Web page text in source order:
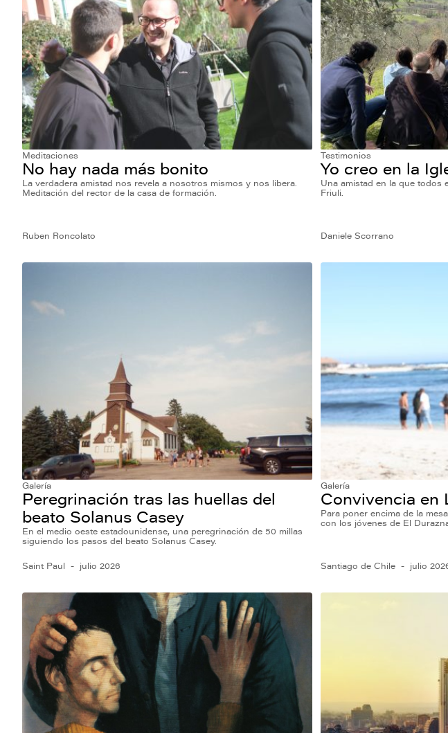
Meditaciones
No hay nada más bonito
La verdadera amistad nos revela a nosotros mismos y nos libera.
Meditación del rector de la casa de formación.
Ruben Roncolato
Testimonios
Yo creo en la
Una amistad en la que todos
Friuli.
Daniele Scorrano
Galería
Peregrinación tras las huellas del
beato Solanus Casey
En el medio oeste estadounidense, una peregrinación de 50 millas
siguiendo los pasos del beato Solanus Casey.
Saint Paul julio 2026
Galería
Convivencia en
Para poner encima de la
con los jóvenes de El
Santiago de Chile julio